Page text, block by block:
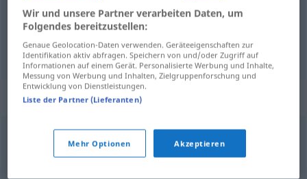
otáčet<otočit>(se),obracet
umfallen seine Meinung ändern UMG
Beispielsätze für "umfallen"
semrtev
Wir und unsere Partner verarbeiten Daten, um
Folgendes bereitzustellen:
Genaue Geolocation-Daten verwenden. Geräteeigenschaften zur
Identifikation aktiv abfragen. Speichern von und/oder Zugriff auf
Informationen auf einem Gerät. Personalisierte Werbung und Inhalte,
Messung von Werbung und Inhalten, Zielgruppenforschung und
Entwicklung von Dienstleistungen.
Liste der Partner (Lieferanten)
Mehr Optionen Akzeptieren